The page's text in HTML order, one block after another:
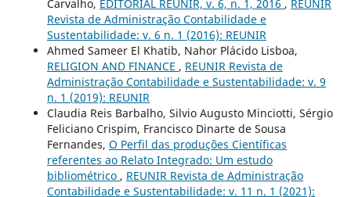
Carvalho, EDITORIAL REUNIR, v. 6, n. 1, 2016 , REUNIR
Revista de Administração Contabilidade e
Sustentabilidade: v. 6 n. 1 (2016): REUNIR
Ahmed Sameer El Khatib, Nahor Plácido Lisboa,
RELIGION AND FINANCE , REUNIR Revista de
Administração Contabilidade e Sustentabilidade: v. 9
n. 1 (2019): REUNIR
Claudia Reis Barbalho, Silvio Augusto Minciotti, Sérgio
Feliciano Crispim, Francisco Dinarte de Sousa
Fernandes, O Perfil das produções Científicas
referentes ao Relato Integrado: Um estudo
bibliométrico , REUNIR Revista de Administração
Contabilidade e Sustentabilidade: v. 11 n. 1 (2021):